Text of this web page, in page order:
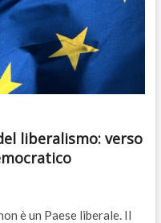
liberalismo: verso
è un Paese liberale. Il